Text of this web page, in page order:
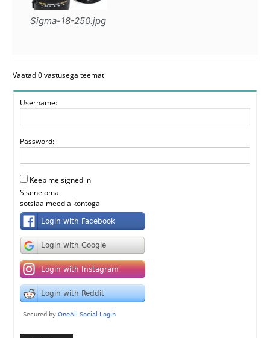
Sigma-18-250.jpg
Vaatad 0 vastusega teemat
Username:
Password:
Keep me signed in
Sisene oma
sotsiaalmeedia kontoga